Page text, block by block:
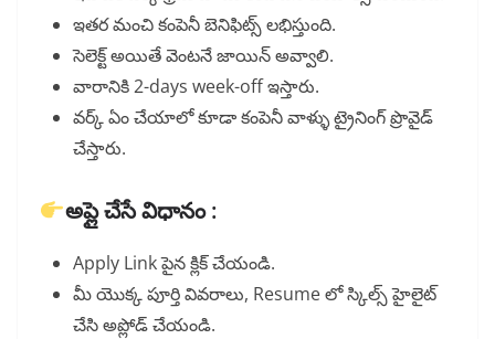
ఇతర మంచి కంపెనీ బెనిఫిట్స్ లభిస్తుంది.
సెలెక్ట్ అయితే వెంటనే జాయిన్ అవ్వాలి.
వారానికి 2-days week-off ఇస్తారు.
వర్క్ ఏం చేయాలో కూడా కంపెనీ వాళ్ళు ట్రైనింగ్ ప్రొవైడ్
చేస్తారు.
అప్లై చేసే విధానం :
Apply Link పైన క్లిక్ చేయండి.
మీ యొక్క పూర్తి వివరాలు, Resume లో స్కిల్స్ హైలైట్
చేసి అప్లోడ్ చేయండి.